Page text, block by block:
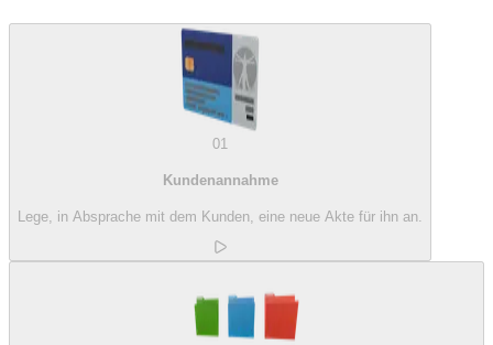
01
Kundenannahme
Lege, in Absprache mit dem Kunden, eine neue Akte für ihn an.